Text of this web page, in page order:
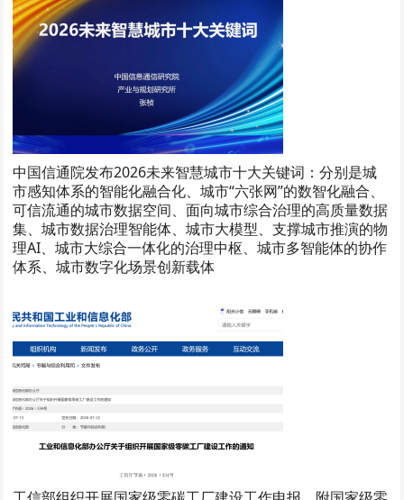
中国信通院发布2026未来智慧城市十大关键词：分别是城
市感知体系的智能化融合化、城市“六张网”的数智化融合、
可信流通的城市数据空间、面向城市综合治理的高质量数据
集、城市数据治理智能体、城市大模型、支撑城市推演的物
理AI、城市大综合一体化的治理中枢、城市多智能体的协作
体系、城市数字化场景创新载体